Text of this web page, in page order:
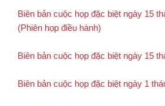
Biên bản cuộc họp đặc biệt ngày 15
(Phiên họp điều hành)
Biên bản cuộc họp đặc biệt ngày 15
Biên bản cuộc họp đặc biệt ngày 1